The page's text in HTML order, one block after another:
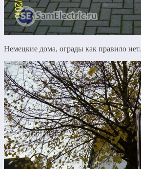
Немецкие дома, ограды как правило нет.